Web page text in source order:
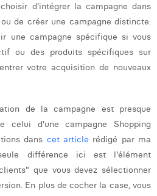
d'intégrer la campagne dans
de créer une campagne distincte.
une campagne spécifique si vous
ou des produits spécifiques sur
votre acquisition de nouveaux
de la campagne est presque
celui d'une campagne Shopping
dans cet article rédigé par ma
différence ici est l'élément
que vous devez sélectionner
En plus de cocher la case, vous